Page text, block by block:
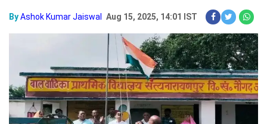
ByAshok Kumar Jaiswal Aug 15, 2025, 14:01 IST